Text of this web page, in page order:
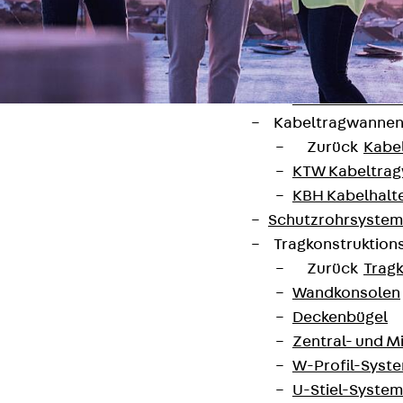
KH Kabelhalter
Hohlleiter-/
Kabelwannen
Kabelschellen
Zurück
KTW
KBH
Zurück
Wandkonsolen
Deckenbügel
Zentral- und
W-Profil-
U-Stiel-System